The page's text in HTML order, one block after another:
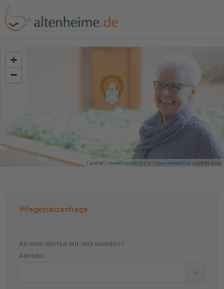
+
−
Leaflet | meetingswitch | ©OpenStreetMapcontributors
Pflegeplatzanfrage
An wen dürfen wir uns wenden?
Anrede: